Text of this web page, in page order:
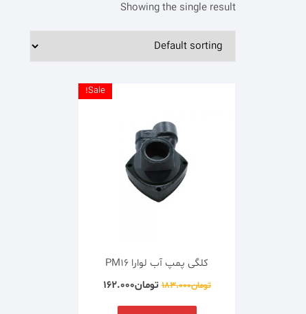
Showing the single result
Sale!
کلگی پمپ آب لوارا PM16
تومان۱۸۳.۰۰۰ تومان۱۶۲.۰۰۰